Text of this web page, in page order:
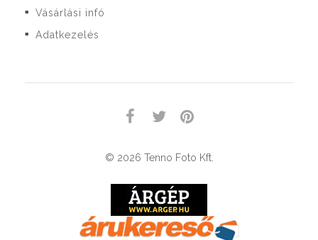
■ Vásárlási infó
■ Adatkezelés
© 2026 Tenno Foto Kft.